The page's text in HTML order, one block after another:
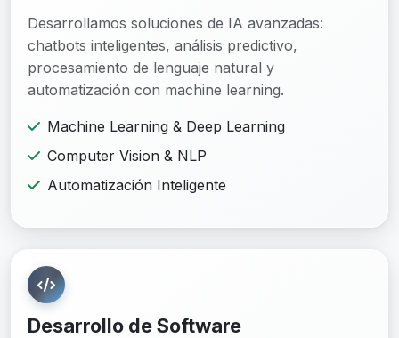
Desarrollamos soluciones de IA avanzadas:
chatbots inteligentes, análisis predictivo,
procesamiento de lenguaje natural y
automatización con machine learning.
Machine Learning & Deep Learning
Computer Vision & NLP
Automatización Inteligente
Desarrollo de Software